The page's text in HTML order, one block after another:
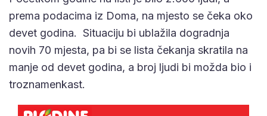
prema podacima iz Doma, na mjesto se čeka oko
devet godina. Situaciju bi ublažila dogradnja
novih 70 mjesta, pa bi se lista čekanja skratila na
manje od devet godina, a broj ljudi bi možda bio i
troznamenkast.